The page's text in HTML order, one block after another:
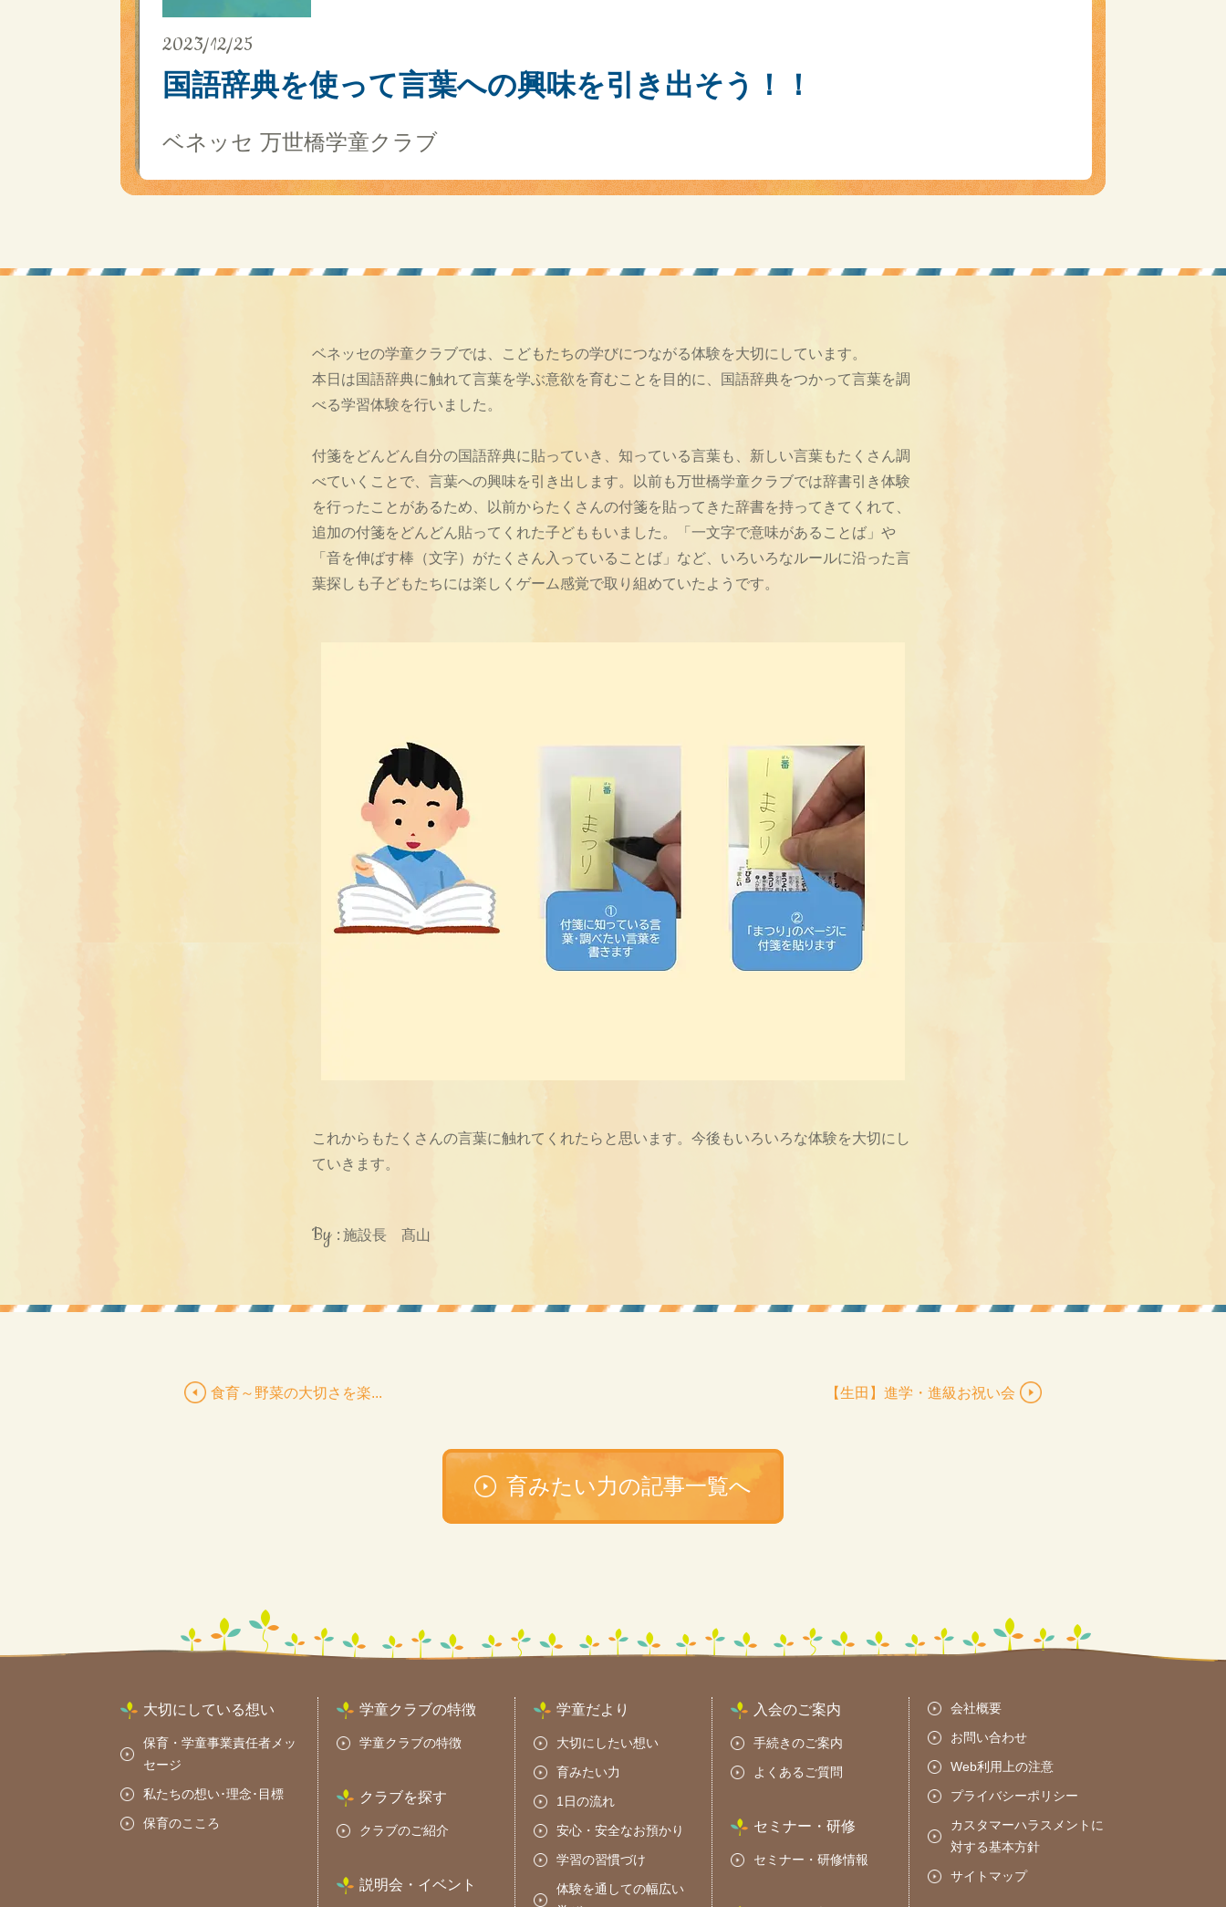
2023/12/25
国語辞典を使って言葉への興味を引き出そう！！
ベネッセ 万世橋学童クラブ
ベネッセの学童クラブでは、こどもたちの学びにつながる体験を大切にしています。
本日は国語辞典に触れて言葉を学ぶ意欲を育むことを目的に、国語辞典をつかって言葉を調
べる学習体験を行いました。
付箋をどんどん自分の国語辞典に貼っていき、知っている言葉も、新しい言葉もたくさん調
べていくことで、言葉への興味を引き出します。以前も万世橋学童クラブでは辞書引き体験
を行ったことがあるため、以前からたくさんの付箋を貼ってきた辞書を持ってきてくれて、
追加の付箋をどんどん貼ってくれた子どももいました。「一文字で意味があることば」や
「音を伸ばす棒（文字）がたくさん入っていることば」など、いろいろなルールに沿った言
葉探しも子どもたちには楽しくゲーム感覚で取り組めていたようです。
これからもたくさんの言葉に触れてくれたらと思います。今後もいろいろな体験を大切にし
ていきます。
By : 施設長 髙山
食育～野菜の大切さを楽... 【生田】進学・進級お祝い会
育みたい力の記事一覧へ
大切にしている想い
保育・学童事業責任者メッ
セージ
私たちの想い･理念･目標
保育のこころ
学童クラブの特徴
学童クラブの特徴
クラブを探す
クラブのご紹介
説明会・イベント
学童だより
大切にしたい想い
育みたい力
1日の流れ
安心・安全なお預かり
学習の習慣づけ
体験を通しての幅広い
入会のご案内
手続きのご案内
よくあるご質問
セミナー・研修
セミナー・研修情報
会社概要
お問い合わせ
Web利用上の注意
プライバシーポリシー
カスタマーハラスメントに
対する基本方針
サイトマップ